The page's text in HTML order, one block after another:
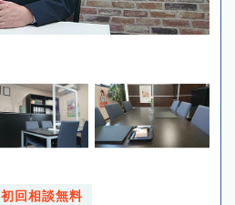
初回相談無料